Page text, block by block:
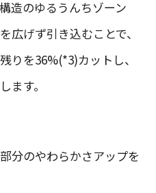
造のゆるうんちゾーン
広げず引き込むことで、
りを36%(*3)カットし、
ます。
分のやわらかさアップを